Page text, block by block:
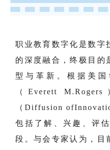
职业教育数字化是数字
的深度融合，终极目的
型与革新。根据美
（Everett
（Diffusion
包括了解、兴趣、评
段。与会专家认为，目